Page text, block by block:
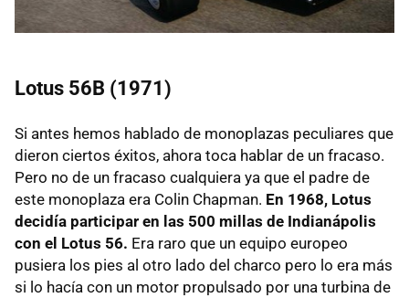
Lotus 56B (1971)
Si antes hemos hablado de monoplazas peculiares que
dieron ciertos éxitos, ahora toca hablar de un fracaso.
Pero no de un fracaso cualquiera ya que el padre de
este monoplaza era Colin Chapman. En 1968, Lotus
decidía participar en las 500 millas de Indianápolis
con el Lotus 56. Era raro que un equipo europeo
pusiera los pies al otro lado del charco pero lo era más
si lo hacía con un motor propulsado por una turbina de